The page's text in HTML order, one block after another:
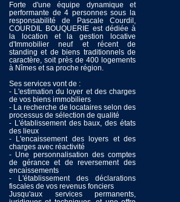
Forte d'une équipe dynamique et
performante de 4 personnes sous la
responsabilité de Pascale Courdil,
COURDIL BOUQUERIE est dédiée à
la location et la gestion locative
d'Immobilier neuf et récent de
standing et de biens traditionnels de
caractère, soit près de 400 logements
à Nîmes et sa proche région.
Ses services vont de :
- L'estimation du loyer et des charges
de vos biens immobiliers
- La recherche de locataires selon des
processus de sélection de qualité
- L'établissement des baux, des états
des lieux
- L'encaissement des loyers et des
charges avec réactivité
- Une personnalisation des comptes
de gérance et de reversement des
encaissements
- L'établissement des déclarations
fiscales de vos revenus fonciers
Jusqu'aux services permanents,